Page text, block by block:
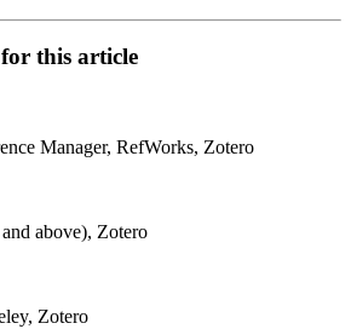
this article
Manager, RefWorks, Zotero
above), Zotero
Zotero